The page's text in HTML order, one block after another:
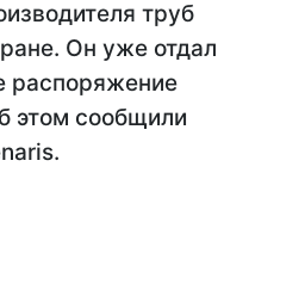
труб
Он уже отдал
распоряжение
этом сообщили